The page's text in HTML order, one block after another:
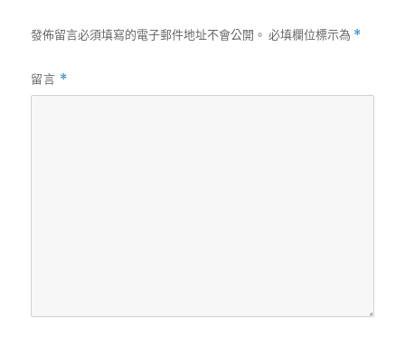
發佈留言必須填寫的電子郵件地址不會公開。 必填欄位標示為 *
留言 *